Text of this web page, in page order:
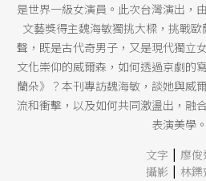
是世界一級女演員。此次台灣演出，
文藝獎得主魏海敏獨挑大樑，挑戰
聲，既是古代奇男子，又是現代獨立
文化崇仰的威爾森，如何透過京劇的
蘭朵》？本刊專訪魏海敏，談她與威
流和衝擊，以及如何共同激盪出，融
表演美學。
文字 | 廖俊
攝影 | 林鑠